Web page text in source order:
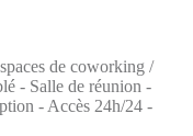
de coworking /
- Salle de réunion -
- Accès 24h/24 -